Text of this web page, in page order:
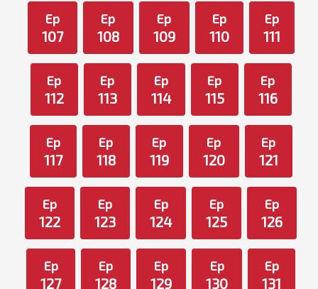
Ep
107
Ep
108
Ep
109
Ep
110
Ep
111
Ep
112
Ep
113
Ep
114
Ep
115
Ep
116
Ep
117
Ep
118
Ep
119
Ep
120
Ep
121
Ep
122
Ep
123
Ep
124
Ep
125
Ep
126
Ep
127
Ep
128
Ep
129
Ep
130
Ep
131